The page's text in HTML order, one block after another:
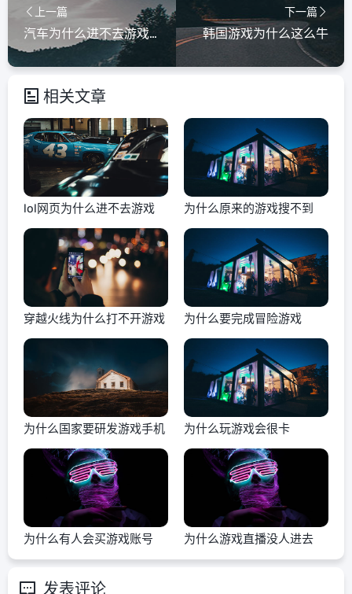
上一篇
汽车为什么进不去游戏界面
下一篇
韩国游戏为什么这么牛
相关文章
lol网页为什么进不去游戏 为什么原来的游戏搜不到
穿越火线为什么打不开游戏 为什么要完成冒险游戏
为什么国家要研发游戏手机 为什么玩游戏会很卡
为什么有人会买游戏账号 为什么游戏直播没人进去
发表评论